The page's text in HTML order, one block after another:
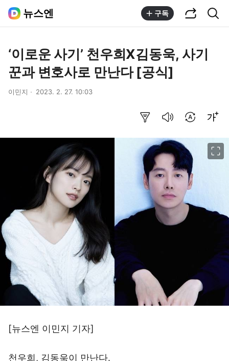
뉴스엔 구독
‘이로운 사기’ 천우희X김동욱, 사기
꾼과 변호사로 만난다 [공식]
이민지 2023. 2. 27. 10:03
[뉴스엔 이민지 기자]
천우희, 김동욱이 만난다.